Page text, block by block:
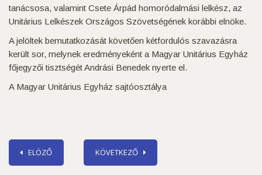
tanácsosa, valamint Csete Árpád homoródalmási lelkész, az
Unitárius Lelkészek Országos Szövetségének korábbi elnöke.
A jelöltek bemutatkozását követően kétfordulós szavazásra
került sor, melynek eredményeként a Magyar Unitárius Egyház
főjegyzői tisztségét Andrási Benedek nyerte el.
A Magyar Unitárius Egyház sajtóosztálya
ELÖZŐ KÖVETKEZŐ